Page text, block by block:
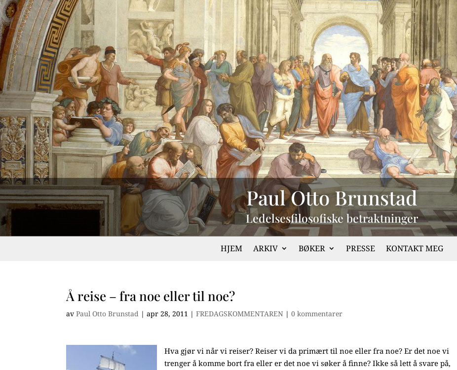
Paul Otto Brunstad
Ledelsesfilosofiske betraktninger
HJEM ARKIV BØKER PRESSE KONTAKT MEG
Å reise – fra noe eller til noe?
avPaul Otto Brunstad |apr 28, 2011 |FREDAGSKOMMENTAREN |0 kommentarer
Hva gjør vi når vi reiser? Reiser vi da primært til noe eller fra noe? Er det noe vi
trenger å komme bort fra eller er det noe vi søker å finne? Ikke så lett å svare på,